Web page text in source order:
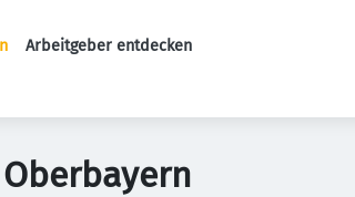
Arbeitgeber entdecken